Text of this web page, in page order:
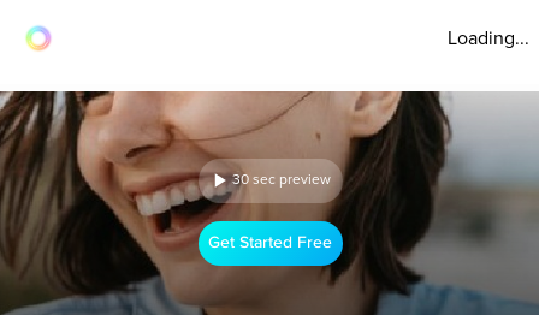
Loading...
30 sec preview
Get Started Free